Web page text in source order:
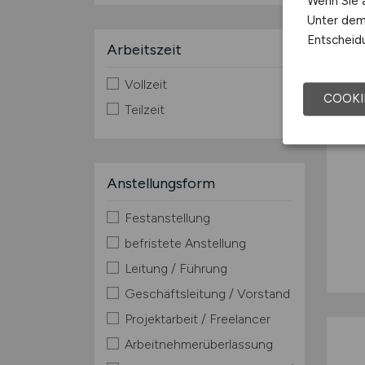
Arbeitszeit
Vollzeit
Teilzeit
Anstellungsform
Festanstellung
befristete Anstellung
Leitung / Führung
Geschäftsleitung / Vorstand
Projektarbeit / Freelancer
Arbeitnehmerüberlassung
Unter